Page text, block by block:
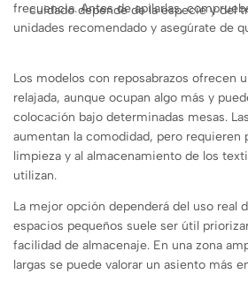
cuidado depende de la especie y del
frecuencia. Antes de apilarlas,
unidades recomendado y asegúrate de
Los modelos con reposabrazos ofrecen
relajada, aunque ocupan algo más y
colocación bajo determinadas mesas.
aumentan la comodidad, pero requieren
limpieza y al almacenamiento de los
utilizan.
La mejor opción dependerá del uso real
espacios pequeños suele ser útil
facilidad de almacenaje. En una zona
largas se puede valorar un asiento más